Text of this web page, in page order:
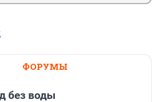
ФОРУМЫ
без воды